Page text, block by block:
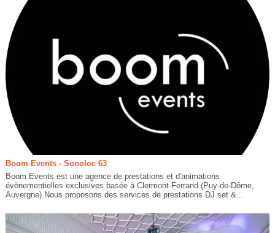
Boom Events - Sonoloc 63
Boom Events est une agence de prestations et d'animations
évènementielles exclusives basée à Clermont-Ferrand (Puy-de-Dôme,
Auvergne).Nous proposons des services de prestations DJ set &...